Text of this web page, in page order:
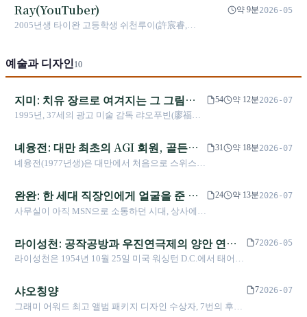
Ray(YouTuber)
2005년생 타이완 고등학생 쉬천루이(許宸睿,
Twitch 팔로워 270만 명 이상, YouTube 구독자 143만
명을 보유하고 있으며, 타이완 여권, 우육면(牛肉麵), 펄
Adidas와 계약하여 개인 브랜드 RUEI를 론칭한 뒤 은퇴
를 선언하고 치과 클리닉에 투자하는 등 세계에 타이완
약 9분2026-05
예술과 디자인10
지미: 치유 장르로 여겨지는 그 그림들
은 백혈병 생존자가 유리 어항에서 가져
1995년, 37세의 광고 미술 감독 랴오푸빈(廖福彬)
유리창 너머로 친구들에게 손을 흔들었다. 퇴원
후, 그가 원래 돈을 벌기 위해 그리던 "꼬마 인물
들"이 살아났고, 그는 《미소 짓는 물고기》, 《달
로 걷는 남자》, 《지하철》을 그리기 시작했다.
대만인들이 기억하는 치유, 문청(文青), 이란 뤄둥
이후 영화, 뮤지컬, 서커스, 공공 예술에 걸친 판도
로 성장하여 2026년에도 홍콩에서 25주년 특별전
54 약 12분2026-07
녜융전: 대만 최초의 AGI 회원, 골든멜
로디 앨범 패키징에서 국가 식별 시스템
녜융전(1977년생)은 대만에서 처음으로 스위스
차례 골든멜로디 어워즈 최우수 앨범 패키징상을
받은 인물이다. 그의 디자인 작업은 대중음악 커
버(리쭝성, 린유자, 루웨이), 도서 출판, 시민운동
2020년 테워드로스 반대 'Taiwan Can Help' 8시간
1천만 모금), 정치 선거(차이잉원 2016년 '대만을
만전력), 예술 공간(타이중 녹미도, 베니스 비엔날
레 대만관)에 걸쳐 있다. 융전지즈 스튜디오는 타
31 약 18분2026-07
완완: 한 세대 직장인에게 얼굴을 준 대
머리 캐릭터와 그것을 '역사적 인물'로
사무실이 아직 MSN으로 소통하던 시대, 상사에게
옷을 입지 않고 머리 꼭대기에 곱슬머리 한 가닥
만 난 대머리 캐릭터로 바꾸고, 그것이 자신을 대
신해 '퇴근하고 싶다'고 외치게 했다. 그것을 그린
에서 뜻밖에 타이완 최초로 조회 수 1억을 돌파한
블로그의 주인공이자 그림 에세이 창작의 개척자
24 약 13분2026-07
라이성천: 공작공방과 우진연극제의 양안 연극
가교자
라이성천은 1954년 10월 25일 미국 워싱턴 D.C.에서 태어났
술 박사(1983). 1984년 아내 정내주, 이립군, 이국수 등과 공
동으로 공작공방(表演工作坊)을 창립하였다. 1986년 《암련
도원화(暗戀桃花源)》 초연, 1992년 영화로 각색하여 임청
72026-05
샤오칭양
그래미 어워드 최고 앨범 패키지 디자인 수상자, 7번의 후보
72026-07